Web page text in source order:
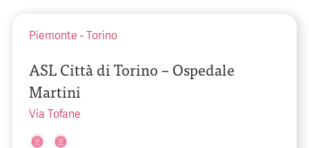
Piemonte - Torino
ASL Città di Torino – Ospedale
Martini
Via Tofane